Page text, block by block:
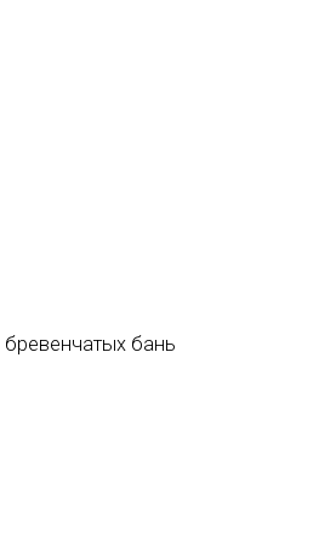
бревенчатых бань